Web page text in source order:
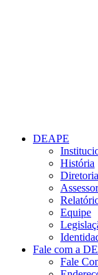
DEAPE
História
Equipe
Fale com a
Fale